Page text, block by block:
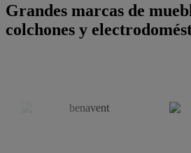
Grandes marcas de
colchones y